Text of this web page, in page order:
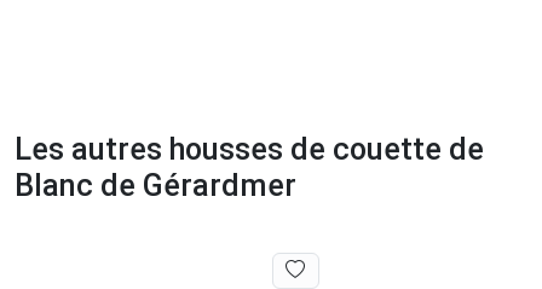
Les autres housses de couette de
Blanc de Gérardmer